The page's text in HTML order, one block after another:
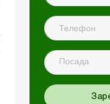
Посада